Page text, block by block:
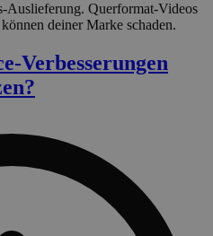
Auslieferung. Querformat-Videos
deiner Marke schaden.
Verbesserungen